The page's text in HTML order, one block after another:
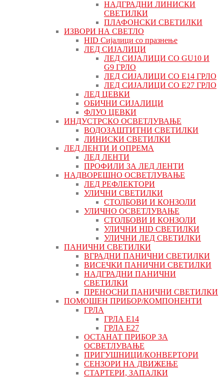
НАДГРАДНИ ЛИНИСКИ
СВЕТИЛКИ
ПЛАФОНСКИ СВЕТИЛКИ
ИЗВОРИ НА СВЕТЛО
HID Сијалици со празнење
ЛЕД СИЈАЛИЦИ
ЛЕД СИЈАЛИЦИ СО GU10 И
G9 ГРЛО
ЛЕД СИЈАЛИЦИ СО Е14 ГРЛО
ЛЕД СИЈАЛИЦИ СО Е27 ГРЛО
ЛЕД ЦЕВКИ
ОБИЧНИ СИЈАЛИЦИ
ФЛУО ЦЕВКИ
ИНДУСТРСКО ОСВЕТЛУВАЊЕ
ВОДОЗАШТИТНИ СВЕТИЛКИ
ЛИНИСКИ СВЕТИЛКИ
ЛЕД ЛЕНТИ И ОПРЕМА
ЛЕД ЛЕНТИ
ПРОФИЛИ ЗА ЛЕД ЛЕНТИ
НАДВОРЕШНО ОСВЕТЛУВАЊЕ
ЛЕД РЕФЛЕКТОРИ
УЛИЧНИ СВЕТИЛКИ
СТОЛБОВИ И КОНЗОЛИ
УЛИЧНО ОСВЕТЛУВАЊЕ
СТОЛБОВИ И КОНЗОЛИ
УЛИЧНИ HID СВЕТИЛКИ
УЛИЧНИ ЛЕД СВЕТИЛКИ
ПАНИЧНИ СВЕТИЛКИ
ВГРАДНИ ПАНИЧНИ СВЕТИЛКИ
ВИСЕЧКИ ПАНИЧНИ СВЕТИЛКИ
НАДГРАДНИ ПАНИЧНИ
СВЕТИЛКИ
ПРЕНОСНИ ПАНИЧНИ СВЕТИЛКИ
ПОМОШЕН ПРИБОР/КОМПОНЕНТИ
ГРЛА
ГРЛА Е14
ГРЛА Е27
ОСТАНАТ ПРИБОР ЗА
ОСВЕТЛУВАЊЕ
ПРИГУШНИЦИ/КОНВЕРТОРИ
СЕНЗОРИ НА ДВИЖЕЊЕ
СТАРТЕРИ, ЗАПАЛКИ